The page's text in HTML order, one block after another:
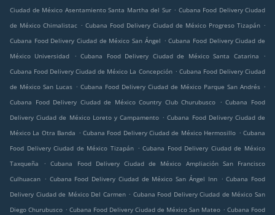
Ciudad de México Asentamiento Santa Martha del Sur . Cubana Food Delivery Ciudad
de México Chimalistac . Cubana Food Delivery Ciudad de México Progreso Tizapán .
Cubana Food Delivery Ciudad de México San Ángel . Cubana Food Delivery Ciudad de
México Universidad
. Cubana Food Delivery Ciudad de México Santa Catarina
.
Cubana Food Delivery Ciudad de México La Concepción . Cubana Food Delivery Ciudad
de México San Lucas . Cubana Food Delivery Ciudad de México Parque San Andrés .
Cubana Food Delivery Ciudad de México Country Club Churubusco
. Cubana Food
Delivery Ciudad de México Loreto y Campamento . Cubana Food Delivery Ciudad de
México La Otra Banda . Cubana Food Delivery Ciudad de México Hermosillo . Cubana
Food Delivery Ciudad de México Tizapán . Cubana Food Delivery Ciudad de México
Taxqueña
.
Cubana Food Delivery Ciudad de México Ampliación San Francisco
Culhuacan . Cubana Food Delivery Ciudad de México San Ángel Inn . Cubana Food
Delivery Ciudad de México Del Carmen . Cubana Food Delivery Ciudad de México San
Diego Churubusco . Cubana Food Delivery Ciudad de México San Mateo . Cubana Food